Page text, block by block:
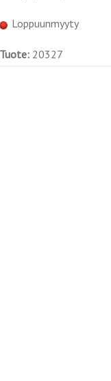
Loppuunmyyty
Tuote: 20327